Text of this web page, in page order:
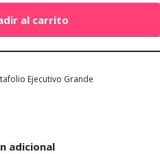
al carrito
Ejecutivo Grande
adicional